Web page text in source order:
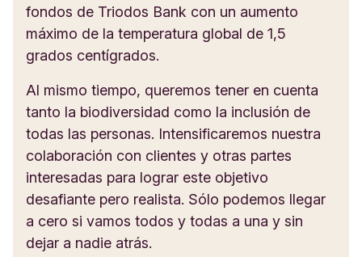
fondos de Triodos Bank con un aumento
máximo de la temperatura global de 1,5
grados centígrados.
Al mismo tiempo, queremos tener en cuenta
tanto la biodiversidad como la inclusión de
todas las personas. Intensificaremos nuestra
colaboración con clientes y otras partes
interesadas para lograr este objetivo
desafiante pero realista. Sólo podemos llegar
a cero si vamos todos y todas a una y sin
dejar a nadie atrás.